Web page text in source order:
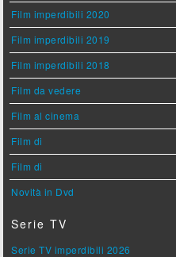
Film imperdibili 2020
Film imperdibili 2019
Film imperdibili 2018
Film da vedere
Film al cinema
Film di
Film di
Novità in Dvd
Serie TV
Serie TV imperdibili 2026